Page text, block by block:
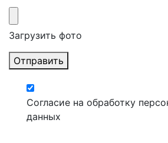
Загрузить фото
Отправить
Согласие на обработку
данных